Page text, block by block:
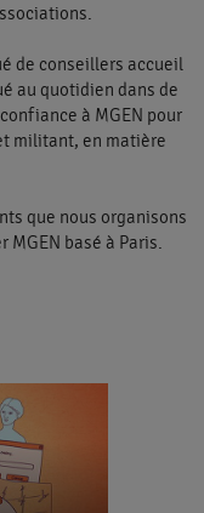
de conseillers accueil
au quotidien dans de
à MGEN pour
militant, en matière
que nous organisons
MGEN basé à Paris.